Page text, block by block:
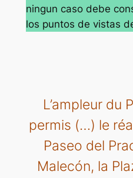
ningun caso debe
los puntos de vistas
L’ampleur du
permis (…) le
Paseo del
Malecón, la